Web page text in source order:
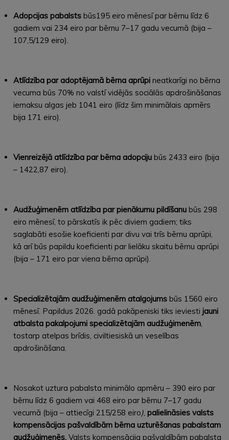
Adopcijas pabalsts būs195 eiro mēnesī par bērnu līdz 6
gadiem vai 234 eiro par bērnu 7–17 gadu vecumā (bija –
107,5/129 eiro).
Atlīdzība par adoptējamā bērna aprūpi neatkarīgi no bērna
vecuma būs 70% no valstī vidējās sociālās apdrošināšanas
iemaksu algas jeb 1041 eiro (līdz šim minimālais apmērs
bija 171 eiro).
Vienreizējā atlīdzība par bērna adopciju būs 2433 eiro (bija
– 1422,87 eiro).
Audžuģimenēm atlīdzība par pienākumu pildīšanu būs 298
eiro mēnesī, to pārskatīs ik pēc diviem gadiem; tiks
saglabāti esošie koeficienti par divu vai trīs bērnu aprūpi,
kā arī būs papildu koeficienti par lielāku skaitu bērnu aprūpi
(bija – 171 eiro par viena bērna aprūpi).
Specializētajām audžuģimenēm atalgojums būs 1560 eiro
mēnesī. Papildus 2026. gadā pakāpeniski tiks ieviesti jauni
atbalsta pakalpojumi specializētajām audžuģimenēm,
tostarp atelpas brīdis, civiltiesiskā un veselības
apdrošināšana.
Nosakot uztura pabalsta minimālo apmēru – 390 eiro par
bērnu līdz 6 gadiem vai 468 eiro par bērnu 7–17 gadu
vecumā (bija – attiecīgi 215/258 eiro), palielināsies valsts
kompensācijas pašvaldībām bērna uzturēšanas pabalstam
audžuģimenēs. Valsts kompensācija pašvaldībām pabalsta